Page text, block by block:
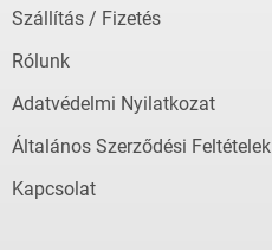
Szállítás / Fizetés
Rólunk
Adatvédelmi Nyilatkozat
Általános Szerződési Feltételek
Kapcsolat